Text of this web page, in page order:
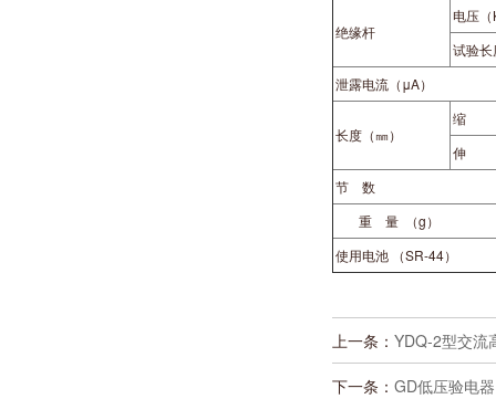
绝缘杆
电压
试验
泄露电流（μA）
长度（㎜）
缩
伸
节 数
重 量 （g）
使用电池 （SR-44）
上一条： YDQ-2型交流
下一条： GD低压验电器